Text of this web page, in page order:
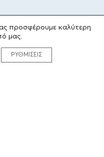
Ιδρύματος
προσφέρουμε καλύτερη
μας.
ΡΥΘΜΙΣΕΙΣ